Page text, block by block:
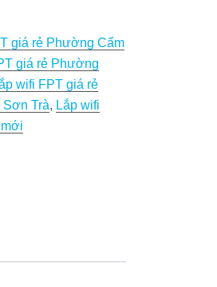
giá rẻ Phường Cẩm
giá rẻ Phường
wifi FPT giá rẻ
Trà, Lắp wifi